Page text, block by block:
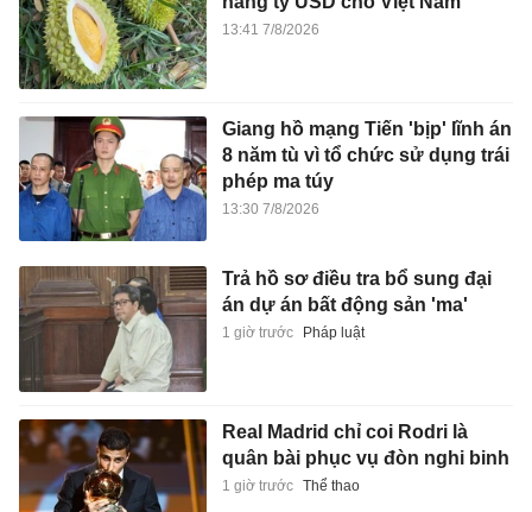
13:41 7/8/2026
Giang hồ mạng Tiến 'bịp' lĩnh án
8 năm tù vì tổ chức sử dụng trái
phép ma túy
13:30 7/8/2026
Trả hồ sơ điều tra bổ sung đại
án dự án bất động sản 'ma'
1 giờ trước Pháp luật
Real Madrid chỉ coi Rodri là
quân bài phục vụ đòn nghi binh
1 giờ trước Thể thao